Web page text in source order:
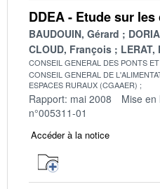
DDEA - Etude sur
BAUDOUIN, Gérard
CLOUD, François
CONSEIL GENERAL DES PONTS
CONSEIL GENERAL DE
ESPACES RURAUX (CGAAER)
Rapport: mai 2008 Mise en
n°005311-01
Accéder à la notice